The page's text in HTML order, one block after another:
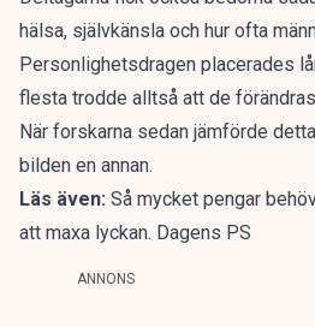
hälsa, självkänsla och hur ofta
Personlighetsdragen placerades
flesta trodde alltså att de
När forskarna sedan jämförde
bilden en annan.
Läs även: Så mycket pengar
att maxa lyckan. Dagens PS
ANNONS